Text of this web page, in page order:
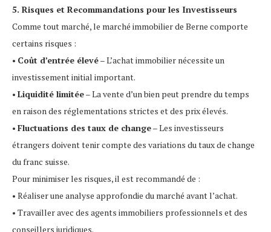
5. Risques et Recommandations pour les Investisseurs
Comme tout marché, le marché immobilier de Berne comporte
certains risques :
• Coût d’entrée élevé– L’achat immobilier nécessite un
investissement initial important.
• Liquidité limitée– La vente d’un bien peut prendre du temps
en raison des réglementations strictes et des prix élevés.
• Fluctuations des taux de change– Les investisseurs
étrangers doivent tenir compte des variations du taux de change
du franc suisse.
Pour minimiser les risques, il est recommandé de :
• Réaliser une analyse approfondie du marché avant l’achat.
• Travailler avec des agents immobiliers professionnels et des
conseillers juridiques.